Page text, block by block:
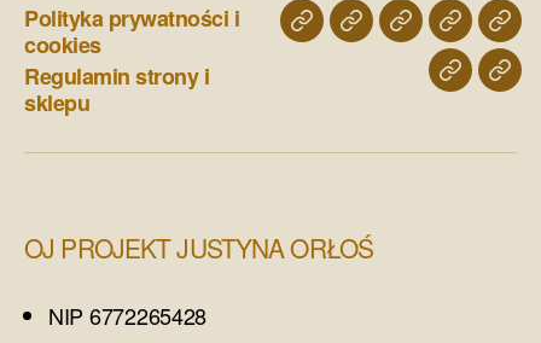
Polityka prywatności i
cookies
Regulamin strony i
sklepu
o
porfolioprojekty
wnętrz
inwestycyjnych
home
staging
blog
OJ PROJEKT JUSTYNA ORŁOŚ
NIP 6772265428